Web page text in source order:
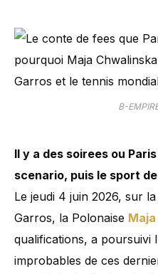
B-
Il y a des soirees ou
scenario, puis le sport
Le jeudi 4 juin 2026, sur
Garros, la Polonaise
qualifications, a poursuivi
improbables de ces